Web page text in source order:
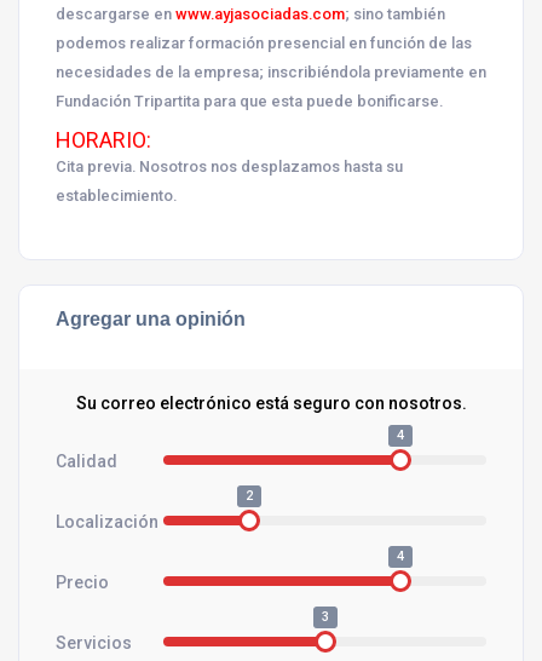
descargarse en www.ayjasociadas.com; sino también
podemos realizar formación presencial en función de las
necesidades de la empresa; inscribiéndola previamente en
Fundación Tripartita para que esta puede bonificarse.
HORARIO:
Cita previa. Nosotros nos desplazamos hasta su
establecimiento.
Agregar una opinión
Su correo electrónico está seguro con nosotros.
Calidad
4
Localización
2
Precio
4
Servicios
3